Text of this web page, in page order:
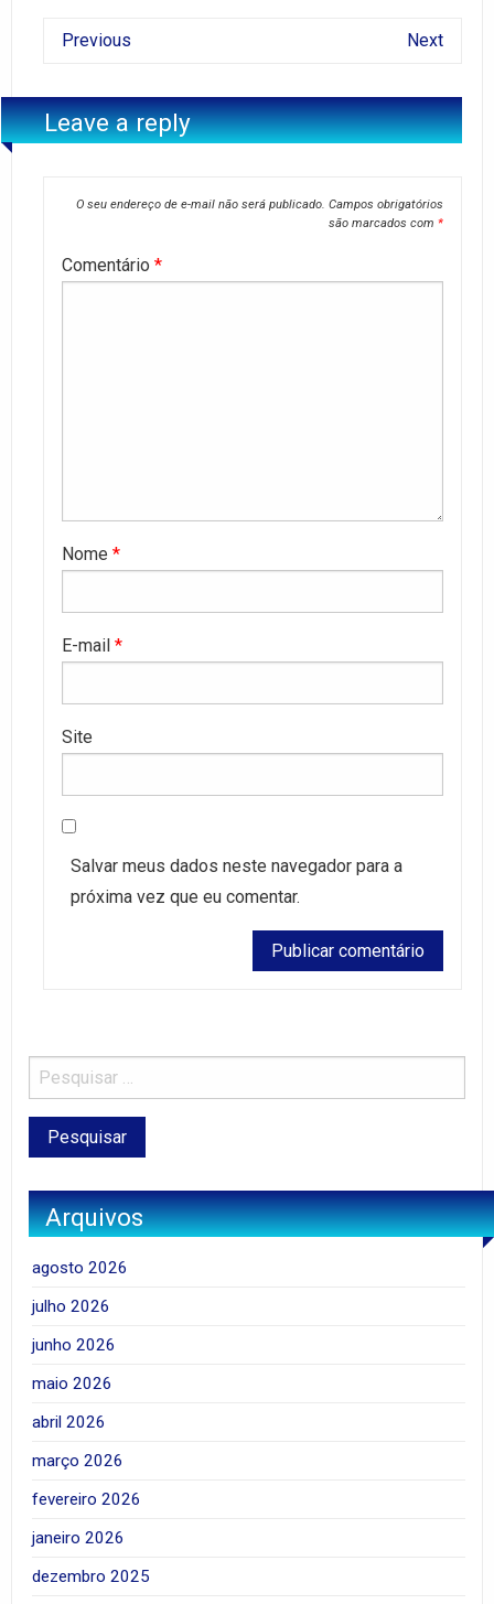
Previous Next
Leave a reply
O seu endereço de e-mail não será publicado. Campos obrigatórios
são marcados com *
Comentário *
Nome *
E-mail *
Site
Salvar meus dados neste navegador para a
próxima vez que eu comentar.
Arquivos
agosto 2026
julho 2026
junho 2026
maio 2026
abril 2026
março 2026
fevereiro 2026
janeiro 2026
dezembro 2025